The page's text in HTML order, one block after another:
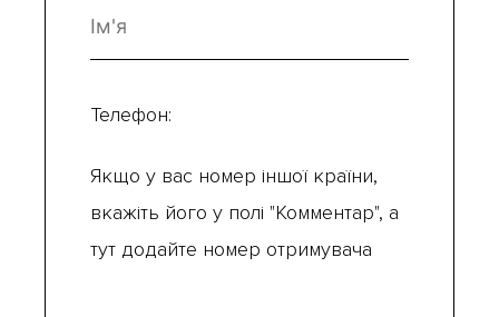
Телефон:
Якщо у вас номер іншої країни,
вкажіть його у полі "Комментар", а
тут додайте номер отримувача